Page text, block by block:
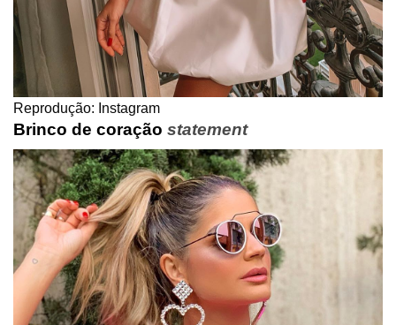
Reprodução: Instagram
Brinco de coração statement